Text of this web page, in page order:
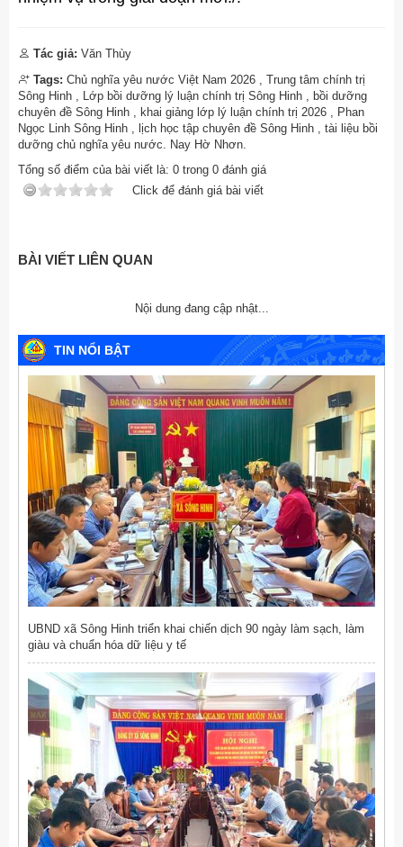
Tác giả: Văn Thùy
Tags: Chủ nghĩa yêu nước Việt Nam 2026 , Trung tâm chính trị
Sông Hinh , Lớp bồi dưỡng lý luận chính trị Sông Hinh , bồi dưỡng
chuyên đề Sông Hinh , khai giảng lớp lý luận chính trị 2026 , Phan
Ngọc Linh Sông Hinh , lịch học tập chuyên đề Sông Hinh , tài liệu bồi
dưỡng chủ nghĩa yêu nước. Nay Hờ Nhơn.
Tổng số điểm của bài viết là: 0 trong 0 đánh giá
Click để đánh giá bài viết
BÀI VIẾT LIÊN QUAN
Nội dung đang cập nhật...
TIN NỔI BẬT
UBND xã Sông Hinh triển khai chiến dịch 90 ngày làm sạch, làm
giàu và chuẩn hóa dữ liệu y tế